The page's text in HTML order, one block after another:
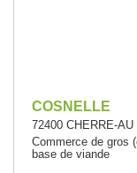
COSNELLE
72400 CHERRE-
Commerce de gros
base de viande